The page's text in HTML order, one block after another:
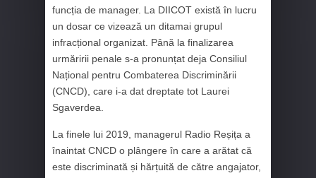
funcția de manager. La DIICOT există în lucru
un dosar ce vizează un ditamai grupul
infracțional organizat. Până la finalizarea
urmăririi penale s-a pronunțat deja Consiliul
Național pentru Combaterea Discriminării
(CNCD), care i-a dat dreptate tot Laurei
Sgaverdea.
La finele lui 2019, managerul Radio Reșița a
înaintat CNCD o plângere în care a arătat că
este discriminată și hărțuită de către angajator,